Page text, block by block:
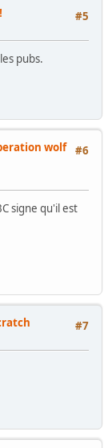
#5
pubs.
#6
wolf
signe qu'il est
#7